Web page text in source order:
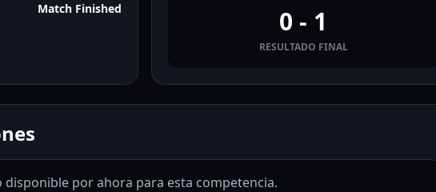
Match Finished 0 - 1
RESULTADO FINAL
disponible por ahora para esta competencia.